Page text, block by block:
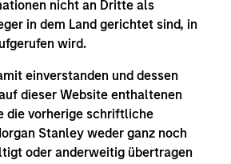
nicht an Dritte als
in dem Land gerichtet sind, in
wird.
einverstanden und dessen
dieser Website enthaltenen
die vorherige schriftliche
Stanley weder ganz noch
oder anderweitig übertragen
auf Nachhaltigkeitsaspekte des
der Anlegerrechte
erwähnten Webseite.
darüber hinaus das
und alle Anleger aus
„Zusätzliche Informationen für
im Verkaufsprospekt beachten.
des Verkaufsprospekts, des
Statuten der Gesellschaft und der